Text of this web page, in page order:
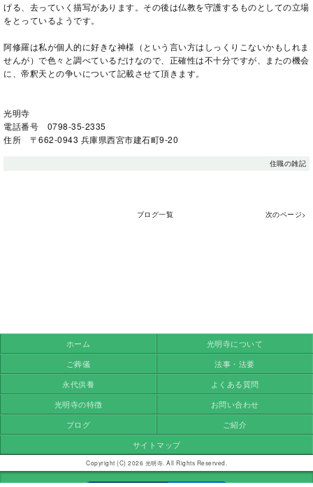
げる、去っていく描写があります。その後は仏教を守護するものとしての立場
をとっているようです。
阿修羅は私が個人的に好きな神様（という言い方はしっくりこないかもしれま
せんが）で色々と調べているだけなので、正確性は不十分ですが、またの機会
に、帝釈天との争いについて記載させて頂きます。
光明寺
電話番号 0798-35-2335
住所 〒662-0943 兵庫県西宮市建石町9-20
住職の雑記
ブログ一覧 次のページ>
ホーム
光明寺について
ご葬儀
法事・法要
永代供養
よくある質問
光明寺の特徴
お問い合わせ
ブログ
ご紹介
サイトマップ
Copyright (C) 2026 光明寺. All Rights Reserved.